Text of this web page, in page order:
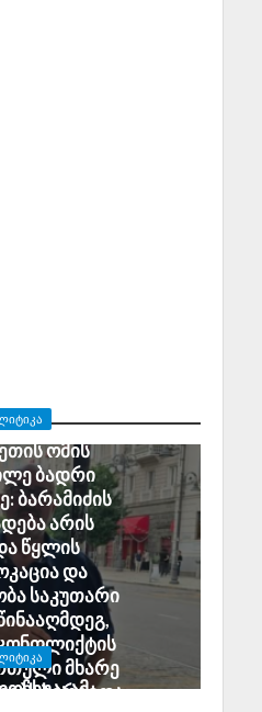
ომის
ბადრი
ბარამიძის
არის
წყლის
და
საკუთარი
მხარე
ხვრეტდა
ამ